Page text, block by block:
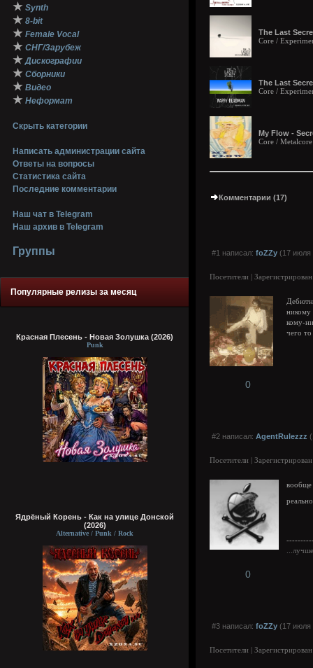
★ Synth
★ 8-bit
★ Female Vocal
★ СНГ/Зарубеж
★ Дискографии
★ Сборники
★ Видео
★ Неформат
Скрыть категории
Написать администрации сайта
Ответы на вопросы
Статистика сайта
Последние комментарии
Наш чат в Telegram
Наш архив в Telegram
Группы
Популярные релизы за месяц
Красная Плесень - Новая Золушка (2026)
Punk
Ядрёный Корень - Как на улице Донской
(2026)
Alternative / Punk / Rock
The Last
Core /
The Last
Core /
My Flow -
Core /
Комментарии (17)
#1 написал: foZZy (17 июля
Посетители |
никому
кому-
чего
0
#2 написал: AgentRulezzz
Посетители |
вообще
0
#3 написал: foZZy (17 июля
Посетители |